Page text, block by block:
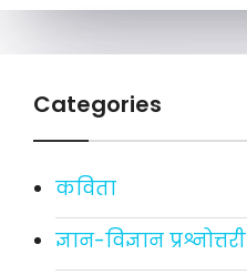
Categories
कविता
ज्ञान-विज्ञान प्रश्नोत्तरी